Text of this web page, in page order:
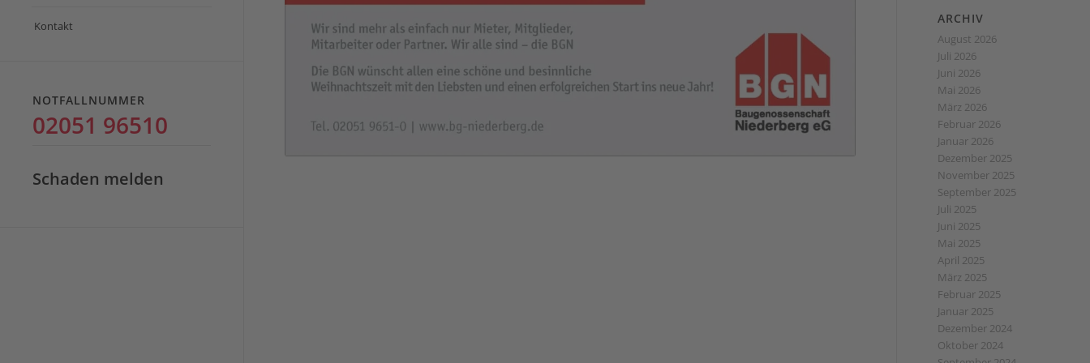
Kontakt
NOTFALLNUMMER
02051 96510
Schaden melden
ARCHIV
August 2026
Juli 2026
Juni 2026
Mai 2026
März 2026
Februar 2026
Januar 2026
Dezember 2025
November 2025
September 2025
Juli 2025
Juni 2025
Mai 2025
April 2025
März 2025
Februar 2025
Januar 2025
Dezember 2024
Oktober 2024